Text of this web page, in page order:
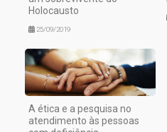
Holocausto
25/09/2019
A ética e a pesquisa no
atendimento às pessoas